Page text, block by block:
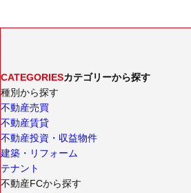
CATEGORIESカテゴリーから探す
種別から探す
不動産売買
不動産賃貸
不動産投資・収益物件
建築・リフォーム
テナント
不動産FCから探す